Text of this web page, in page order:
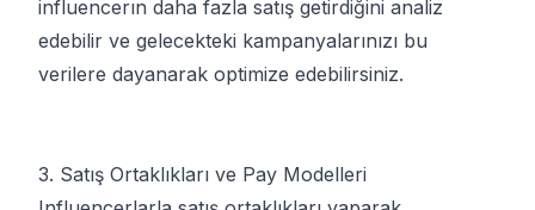
influencerın daha fazla satış getirdiğini analiz
edebilir ve gelecekteki kampanyalarınızı bu
verilere dayanarak optimize edebilirsiniz.
3. Satış Ortaklıkları ve Pay Modelleri